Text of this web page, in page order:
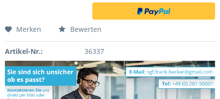
Merken Bewerten
Artikel-Nr.: 36337